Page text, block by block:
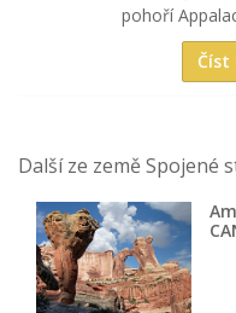
pohoří
Číst
Další ze země Spojené